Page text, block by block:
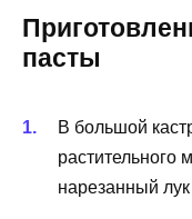
пасты
В большой
растительного
нарезанный лук